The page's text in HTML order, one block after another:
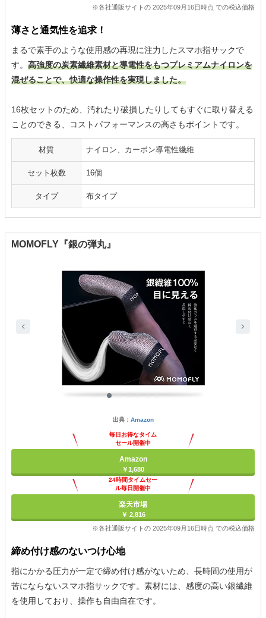
※各社通販サイトの 2025年09月16日時点 での税込価格
薄さと通気性を追求！
まるで素手のような使用感の再現に注力したスマホ指サックで
す。 高強度の炭素繊維素材と導電性をもつプレミアムナイロンを
混ぜることで、快適な操作性を実現しました。
16枚セットのため、汚れたり破損したりしてもすぐに取り替える
ことのできる、コストパフォーマンスの高さもポイントです。
材質 ナイロン、カーボン導電性繊維
セット枚数 16個
タイプ 布タイプ
MOMOFLY『銀の弾丸』
出典： Amazon
毎日お得なタイム
セール開催中
Amazon
￥1,680
24時間タイムセー
ル毎日開催中
楽天市場
￥ 2,816
※各社通販サイトの 2025年09月16日時点 での税込価格
締め付け感のないつけ心地
指にかかる圧力が一定で締め付け感がないため、長時間の使用が
苦にならないスマホ指サックです。素材には、感度の高い銀繊維
を使用しており、操作も自由自在です。